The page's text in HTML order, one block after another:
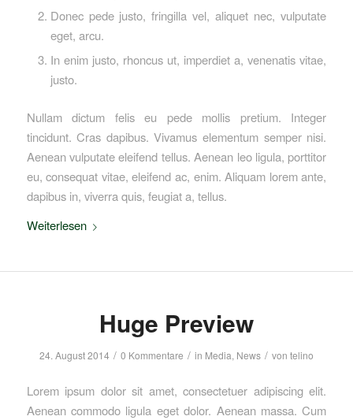
Donec pede justo, fringilla vel, aliquet nec, vulputate
eget, arcu.
In enim justo, rhoncus ut, imperdiet a, venenatis vitae,
justo.
Nullam dictum felis eu pede mollis pretium. Integer
tincidunt. Cras dapibus. Vivamus elementum semper nisi.
Aenean vulputate eleifend tellus. Aenean leo ligula, porttitor
eu, consequat vitae, eleifend ac, enim. Aliquam lorem ante,
dapibus in, viverra quis, feugiat a, tellus.
Weiterlesen
Huge Preview
24. August 2014 / 0 Kommentare / in Media, News / von telino
Lorem ipsum dolor sit amet, consectetuer adipiscing elit.
Aenean commodo ligula eget dolor. Aenean massa. Cum